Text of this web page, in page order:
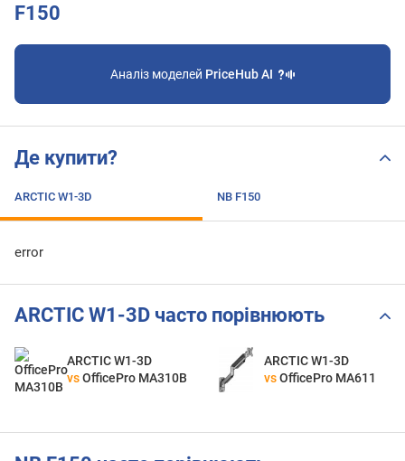
F150
Аналіз моделей PriceHub AI
Де купити?
ARCTIC W1-3D NB F150
error
ARCTIC W1-3D часто порівнюють
ARCTIC W1-3D
vs OfficePro MA310B
ARCTIC W1-3D
vs OfficePro MA611